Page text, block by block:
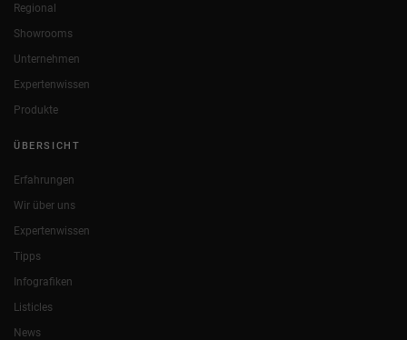
Regional
Showrooms
Unternehmen
Expertenwissen
Produkte
ÜBERSICHT
Erfahrungen
Wir über uns
Expertenwissen
Tipps
Infografiken
Listicles
News